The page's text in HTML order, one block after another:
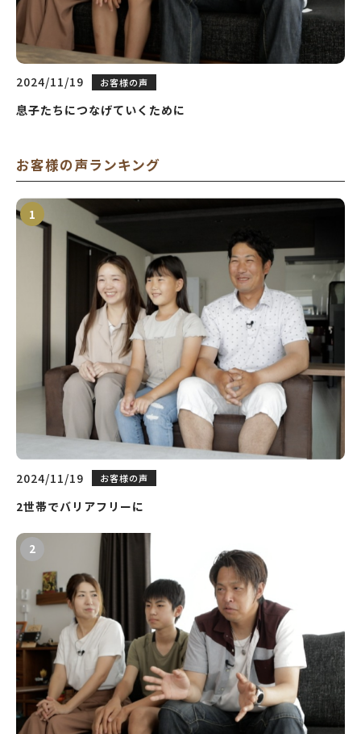
2024/11/19 お客様の声
息子たちにつなげていくために
お客様の声ランキング
2024/11/19 お客様の声
2世帯でバリアフリーに